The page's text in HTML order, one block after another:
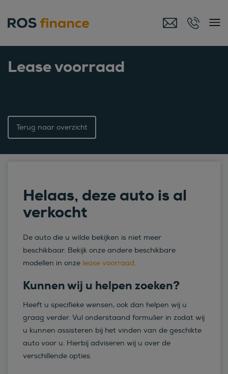
Lease voorraad
Terug naar overzicht
Helaas, deze auto is al
verkocht
De auto die u wilde bekijken is niet meer
beschikbaar. Bekijk onze andere beschikbare
modellen in onze lease voorraad.
Kunnen wij u helpen zoeken?
Heeft u specifieke wensen, ook dan helpen wij u
graag verder. Vul onderstaand formulier in zodat wij
u kunnen assisteren bij het vinden van de geschikte
auto voor u. Hierbij adviseren wij u over de
verschillende opties.